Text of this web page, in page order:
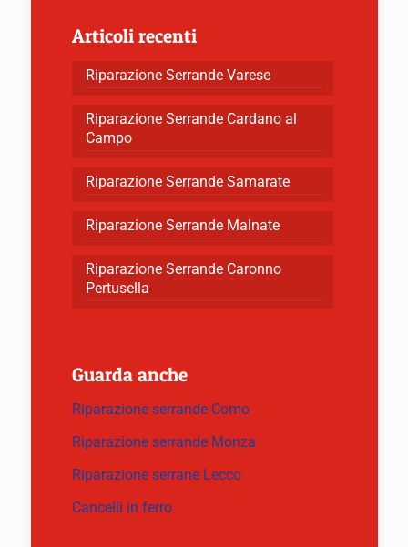
Articoli recenti
Riparazione Serrande Varese
Riparazione Serrande Cardano al
Campo
Riparazione Serrande Samarate
Riparazione Serrande Malnate
Riparazione Serrande Caronno
Pertusella
Guarda anche
Riparazione serrande Como
Riparazione serrande Monza
Riparazione serrane Lecco
Cancelli in ferro